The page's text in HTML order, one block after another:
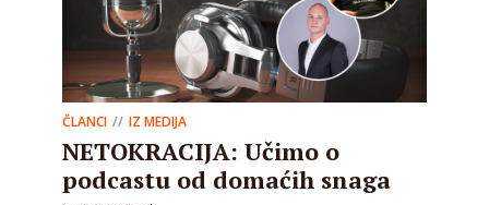
ČLANCI IZ MEDIJA
NETOKRACIJA: Učimo o
podcastu od domaćih snaga